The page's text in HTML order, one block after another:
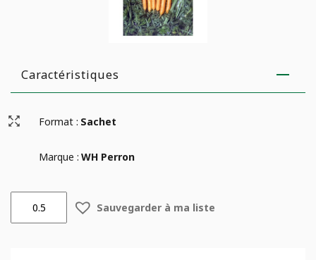
Caractéristiques
Format : Sachet
Marque : WH Perron
Carotte
Sauvegarder à ma liste